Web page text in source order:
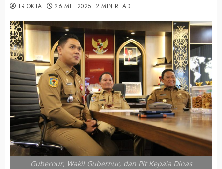
TRIOKTA 26 MEI 2025 2 MIN READ
Gubernur, Wakil Gubernur, dan Plt Kepala Dinas